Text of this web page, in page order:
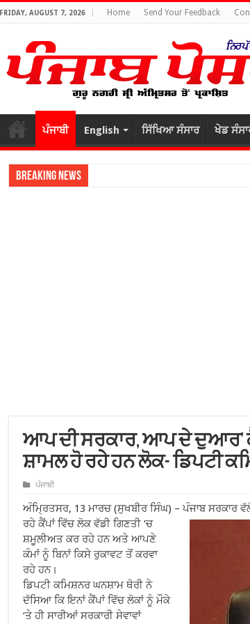
FRIDAY, AUGUST 7, 2026 Home Send Your Feedback
ਪੰਜਾਬੀ English ਸਿੱਖਿਆ ਸੰਸਾਰ ਖੇਡ
Breaking News
ਆਪ ਦੀ ਸਰਕਾਰ, ਆਪ ਦੇ ਦੁਆਰ’
ਸ਼ਾਮਲ ਹੋ ਰਹੇੇ ਹਨ ਲੋਕ- ਡਿਪਟੀ
ਪੰਜਾਬੀ
ਅੰਮ੍ਰਿਤਸਰ, 13 ਮਾਰਚ (ਸੁਖਬੀਰ ਸਿੰਘ) – ਪੰਜਾਬ ਸਰਕਾਰ
ਰਹੇ ਕੈਂਪਾਂ ਵਿੱਚ ਲੋਕ ਵੱਡੀ ਗਿਣਤੀ ‘ਚ
ਸ਼ਮੂਲੀਅਤ ਕਰ ਰਹੇ ਹਨ ਅਤੇ ਆਪਣੇ
ਕੰਮਾਂ ਨੂੰ ਬਿਨਾਂ ਕਿਸੇ ਰੁਕਾਵਟ ਤੋਂ ਕਰਵਾ
ਰਹੇ ਹਨ।
ਡਿਪਟੀ ਕਮਿਸ਼ਨਰ ਘਨਸ਼ਾਮ ਥੋਰੀ ਨੇ
ਦੱਸਿਆ ਕਿ ਇਨਾਂ ਕੈਂਪਾਂ ਵਿੱਚ ਲੋਕਾਂ ਨੂੰ ਮੌਕੇ
‘ਤੇ ਹੀ ਸਾਰੀਆਂ ਸਰਕਾਰੀ ਸੇਵਾਵਾਂ